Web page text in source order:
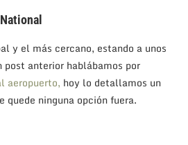
y el más cercano, estando a unos
anterior hablábamos por
aeropuerto, hoy lo detallamos un
quede ninguna opción fuera.